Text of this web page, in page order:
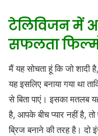
टेलिविजन में
सफलता
मैं यह सोचता हूं कि जो शादी
यह इसलिए बनाया गया था
से बिता पाएं। इसका मतलब
है, आपके बीच प्यार नहीं है,
ब्रिज बनाने की तरह है। दो